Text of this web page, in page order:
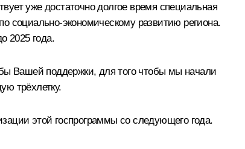
уже достаточно долгое время специальная
социально-экономическому развитию региона.
2025 года.
Вашей поддержки, для того чтобы мы начали
трёхлетку.
этой госпрограммы со следующего года.